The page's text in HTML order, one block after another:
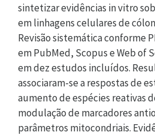
sintetizar evidências in vitro
em linhagens celulares de
Revisão sistemática conforme
em PubMed, Scopus e Web of
em dez estudos incluídos.
associaram-se a respostas de
aumento de espécies reativas
modulação de marcadores
parâmetros mitocondriais.